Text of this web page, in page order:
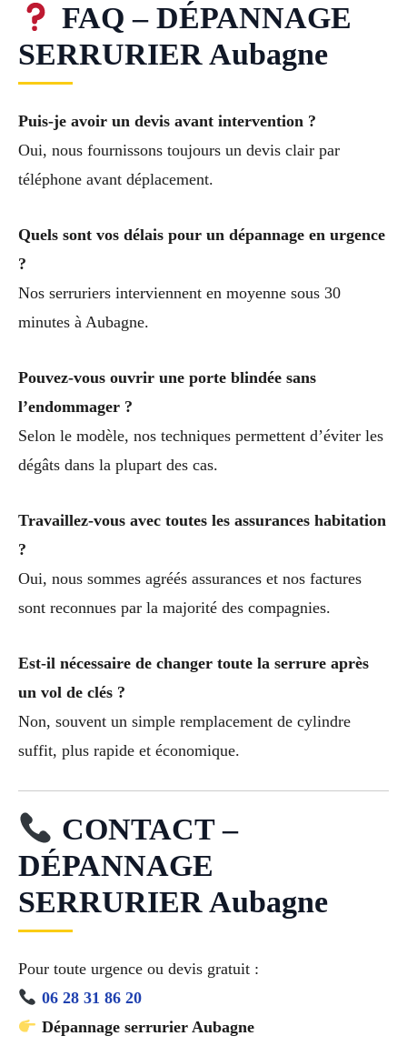
FAQ – DÉPANNAGE
SERRURIER Aubagne
Puis-je avoir un devis avant intervention ?
Oui, nous fournissons toujours un devis clair par
téléphone avant déplacement.
Quels sont vos délais pour un dépannage en urgence
?
Nos serruriers interviennent en moyenne sous 30
minutes à Aubagne.
Pouvez-vous ouvrir une porte blindée sans
l’endommager ?
Selon le modèle, nos techniques permettent d’éviter les
dégâts dans la plupart des cas.
Travaillez-vous avec toutes les assurances habitation
?
Oui, nous sommes agréés assurances et nos factures
sont reconnues par la majorité des compagnies.
Est-il nécessaire de changer toute la serrure après
un vol de clés ?
Non, souvent un simple remplacement de cylindre
suffit, plus rapide et économique.
CONTACT –
DÉPANNAGE
SERRURIER Aubagne
Pour toute urgence ou devis gratuit :
06 28 31 86 20
Dépannage serrurier Aubagne